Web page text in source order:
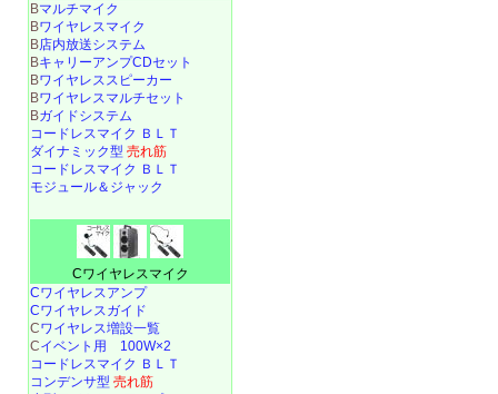
Bマルチマイク
Bワイヤレスマイク
B店内放送システム
BキャリーアンプCDセット
Bワイヤレススピーカー
Bワイヤレスマルチセット
Bガイドシステム
コードレスマイク ＢＬＴ
ダイナミック型 売れ筋
コードレスマイク ＢＬＴ
モジュール＆ジャック
Cワイヤレスマイク
Cワイヤレスアンプ
Cワイヤレスガイド
Cワイヤレス増設一覧
Cイベント用 100W×2
コードレスマイク ＢＬＴ
コンデンサ型 売れ筋